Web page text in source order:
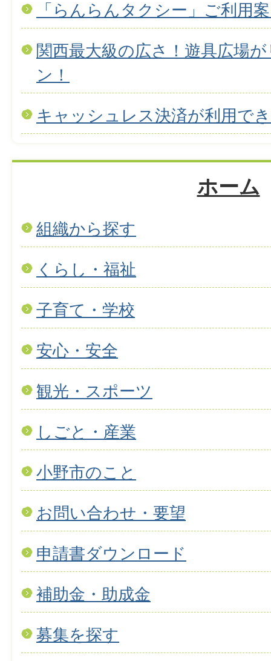
「らんらんタクシー」ご利用
関西最大級の広さ！遊具広場
ン！
キャッシュレス決済が利用で
ホーム
組織から探す
くらし・福祉
子育て・学校
安心・安全
観光・スポーツ
しごと・産業
小野市のこと
お問い合わせ・要望
申請書ダウンロード
補助金・助成金
募集を探す